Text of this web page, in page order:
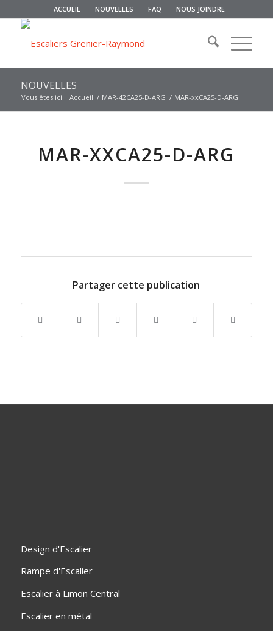
ACCUEIL NOUVELLES FAQ NOUS JOINDRE
NOUVELLES
Vous êtes ici : Accueil / MAR-42CA25-D-ARG / MAR-xxCA25-D-ARG
MAR-XXCA25-D-ARG
Partager cette publication
Design d'Escalier
Rampe d'Escalier
Escalier à Limon Central
Escalier en métal